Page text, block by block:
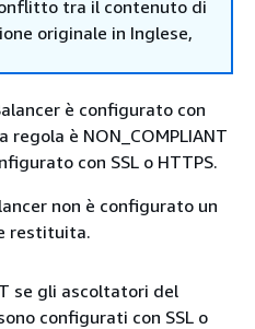
tra il contenuto di
originale in Inglese,
è configurato con
regola è NON_COMPLIANT
con SSL o HTTPS.
non è configurato un
restituita.
se gli ascoltatori del
configurati con SSL o